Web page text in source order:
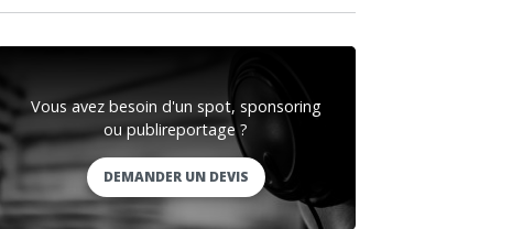
Vous avez besoin d'un spot, sponsoring
ou publireportage ?
DEMANDER UN DEVIS